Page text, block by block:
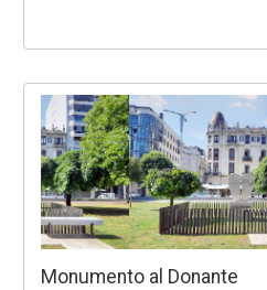
Monumento al Donante